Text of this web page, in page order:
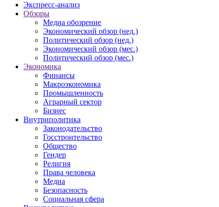
Экспресс-анализ
Обзоры
Медиа обозрение
Экономический обзор (нед.)
Политический обзор (нед.)
Экономический обзор (мес.)
Политический обзор (мес.)
Экономика
Финансы
Макроэкономика
Промышленность
Аграрный сектор
Бизнес
Внутриполитика
Законодательство
Госстроительство
Общество
Гендер
Религия
Права человека
Медиа
Безопасность
Социальная сфера